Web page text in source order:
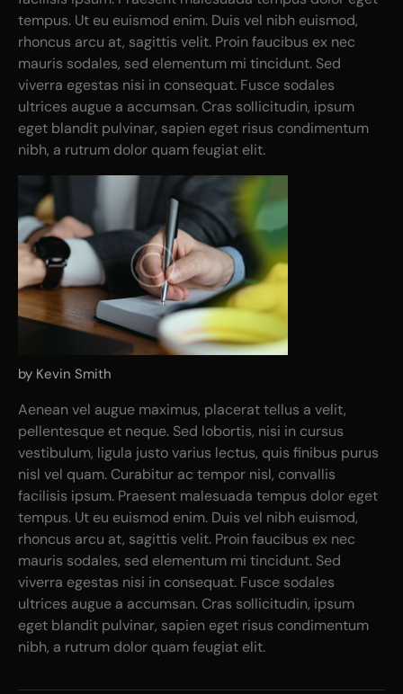
tempus. Ut eu euismod enim. Duis vel nibh euismod,
rhoncus arcu at, sagittis velit. Proin faucibus ex nec
mauris sodales, sed elementum mi tincidunt. Sed
viverra egestas nisi in consequat. Fusce sodales
ultrices augue a accumsan. Cras sollicitudin, ipsum
eget blandit pulvinar, sapien eget risus condimentum
nibh, a rutrum dolor quam feugiat elit.
by Kevin Smith
Aenean vel augue maximus, placerat tellus a velit,
pellentesque et neque. Sed lobortis, nisi in cursus
vestibulum, ligula justo varius lectus, quis finibus purus
nisl vel quam. Curabitur ac tempor nisl, convallis
facilisis ipsum. Praesent malesuada tempus dolor eget
tempus. Ut eu euismod enim. Duis vel nibh euismod,
rhoncus arcu at, sagittis velit. Proin faucibus ex nec
mauris sodales, sed elementum mi tincidunt. Sed
viverra egestas nisi in consequat. Fusce sodales
ultrices augue a accumsan. Cras sollicitudin, ipsum
eget blandit pulvinar, sapien eget risus condimentum
nibh, a rutrum dolor quam feugiat elit.